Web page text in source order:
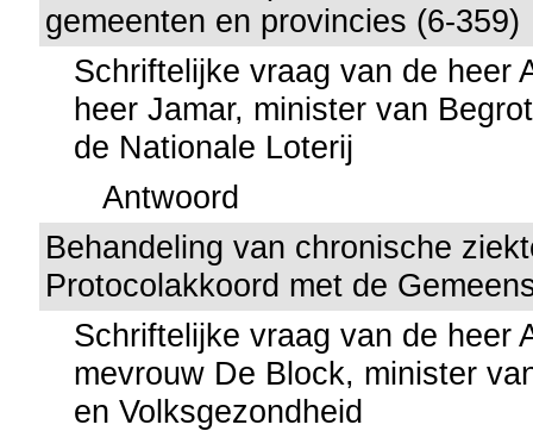
gemeenten en provincies (6-359)
Schriftelijke vraag van de heer
heer Jamar, minister van
de Nationale Loterij
Antwoord
Behandeling van chronische
Protocolakkoord met de
Schriftelijke vraag van de heer
mevrouw De Block, minister
en Volksgezondheid